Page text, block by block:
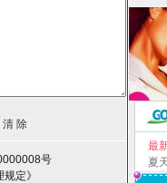
号
定》
最
夏